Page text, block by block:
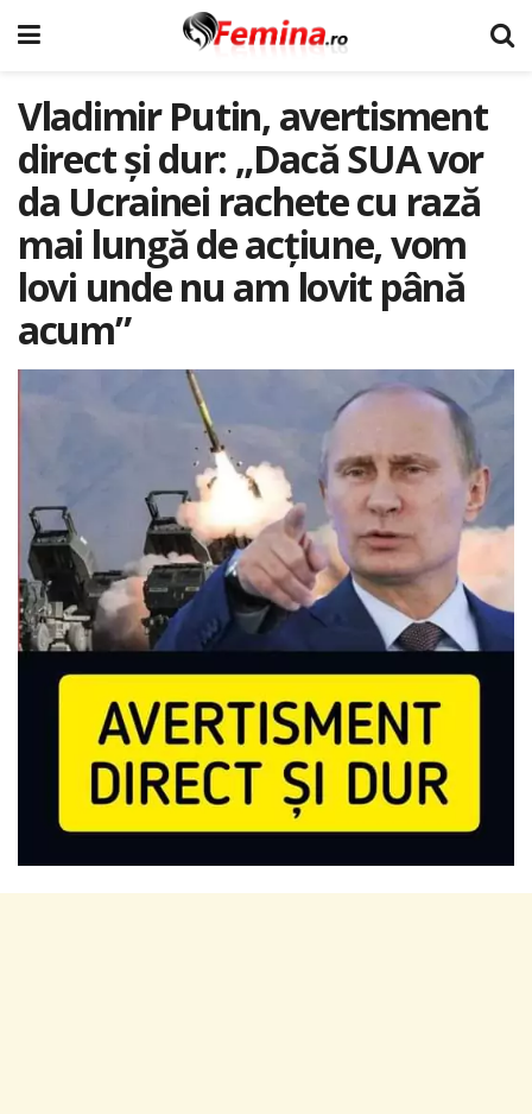
Vladimir Putin, avertisment
direct şi dur: „Dacă SUA vor
da Ucrainei rachete cu rază
mai lungă de acţiune, vom
lovi unde nu am lovit până
acum”